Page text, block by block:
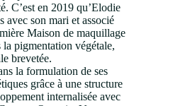
C’est en 2019 qu’Elodie
avec son mari et associé
Maison de maquillage
la pigmentation végétale,
brevetée.
la formulation de ses
grâce à une structure
internalisée avec